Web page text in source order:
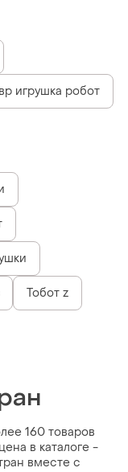
игрушка робот
Тобот z
160 товаров
в каталоге -
вместе с